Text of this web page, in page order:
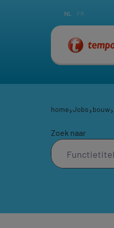
NL FR
home Jobs bouw
Zoek naar